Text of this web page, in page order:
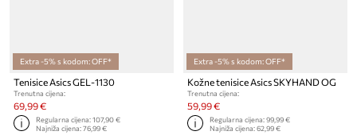
Extra -5% s kodom: OFF*
Tenisice Asics GEL-1130
Trenutna cijena:
69,99 €
Regularna cijena:107,90 €
Najniža cijena:76,99 €
Extra -5% s kodom: OFF*
Kožne tenisice Asics SKYHAND OG
Trenutna cijena:
59,99 €
Regularna cijena:99,99 €
Najniža cijena:62,99 €